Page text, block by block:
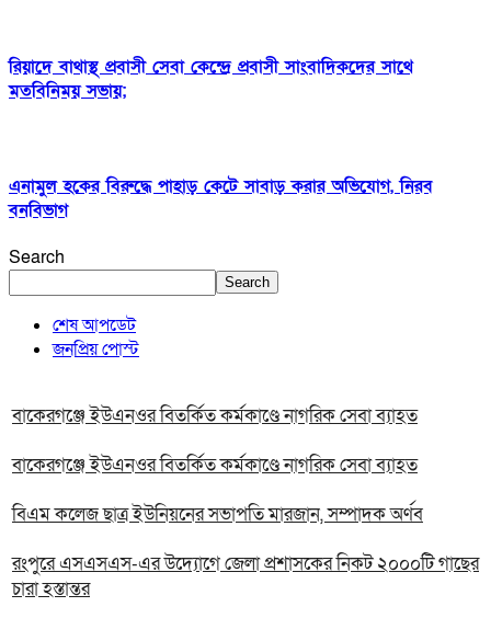
রিয়াদে বাথাস্থ প্রবাসী সেবা কেন্দ্রে প্রবাসী সাংবাদিকদের সাথে
মতবিনিময় সভায়;
এনামুল হকের বিরুদ্ধে পাহাড় কেটে সাবাড় করার অভিযোগ, নিরব
বনবিভাগ
Search
Search
শেষ আপডেট
জনপ্রিয় পোস্ট
বাকেরগঞ্জে ইউএনওর বিতর্কিত কর্মকাণ্ডে নাগরিক সেবা ব্যাহত
বাকেরগঞ্জে ইউএনওর বিতর্কিত কর্মকাণ্ডে নাগরিক সেবা ব্যাহত
বিএম কলেজ ছাত্র ইউনিয়নের সভাপতি মারজান, সম্পাদক অর্ণব
রংপুরে এসএসএস-এর উদ্যোগে জেলা প্রশাসকের নিকট ২০০০টি গাছের
চারা হস্তান্তর